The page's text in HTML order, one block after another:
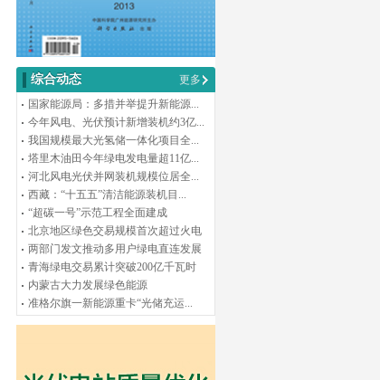
综合动态
更多
国家能源局：多措并举提升新能源...
今年风电、光伏预计新增装机约3亿...
我国规模最大光氢储一体化项目全...
塔里木油田今年绿电发电量超11亿...
河北风电光伏并网装机规模位居全...
西藏：“十五五”清洁能源装机目...
“超碳一号”示范工程全面建成
北京地区绿色交易规模首次超过火电
两部门发文推动多用户绿电直连发展
青海绿电交易累计突破200亿千瓦时
内蒙古大力发展绿色能源
准格尔旗一新能源重卡“光储充运...